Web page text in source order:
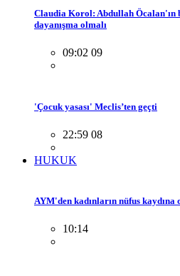
Claudia Korol: Abdullah Öcalan'ın
dayanışma olmalı
09:02 09
'Çocuk yasası' Meclis’ten geçti
22:59 08
HUKUK
AYM'den kadınların nüfus kaydına
10:14